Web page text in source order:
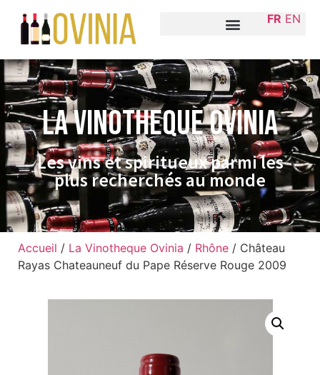
FR EN
La VINOTHEQUE Ovinia
Les vins et spiritueux parmi les
plus recherchés au monde
Accueil / La Vinotheque Ovinia / Rhône / Château
Rayas Chateauneuf du Pape Réserve Rouge 2009